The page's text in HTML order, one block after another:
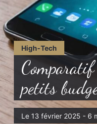
High-Tech
petits
Le 13 février 2025 - 6